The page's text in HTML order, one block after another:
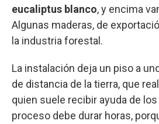
eucaliptus blanco, y encima
Algunas maderas, de
la industria forestal.
La instalación deja un piso a
de distancia de la tierra, que
quien suele recibir ayuda de los
proceso debe durar horas,